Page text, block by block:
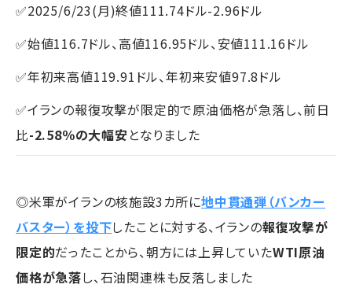
✅2025/6/23(月)終値111.74ドル-2.96ドル
✅始値116.7ドル、高値116.95ドル、安値111.16ドル
✅年初来高値119.91ドル、年初来安値97.8ドル
✅イランの報復攻撃が限定的で原油価格が急落し、前日
比-2.58％の大幅安となりました
◎米軍がイランの核施設3カ所に地中貫通弾（バンカー
バスター）を投下したことに対する、イランの報復攻撃が
限定的だったことから、朝方には上昇していたWTI原油
価格が急落し、石油関連株も反落しました